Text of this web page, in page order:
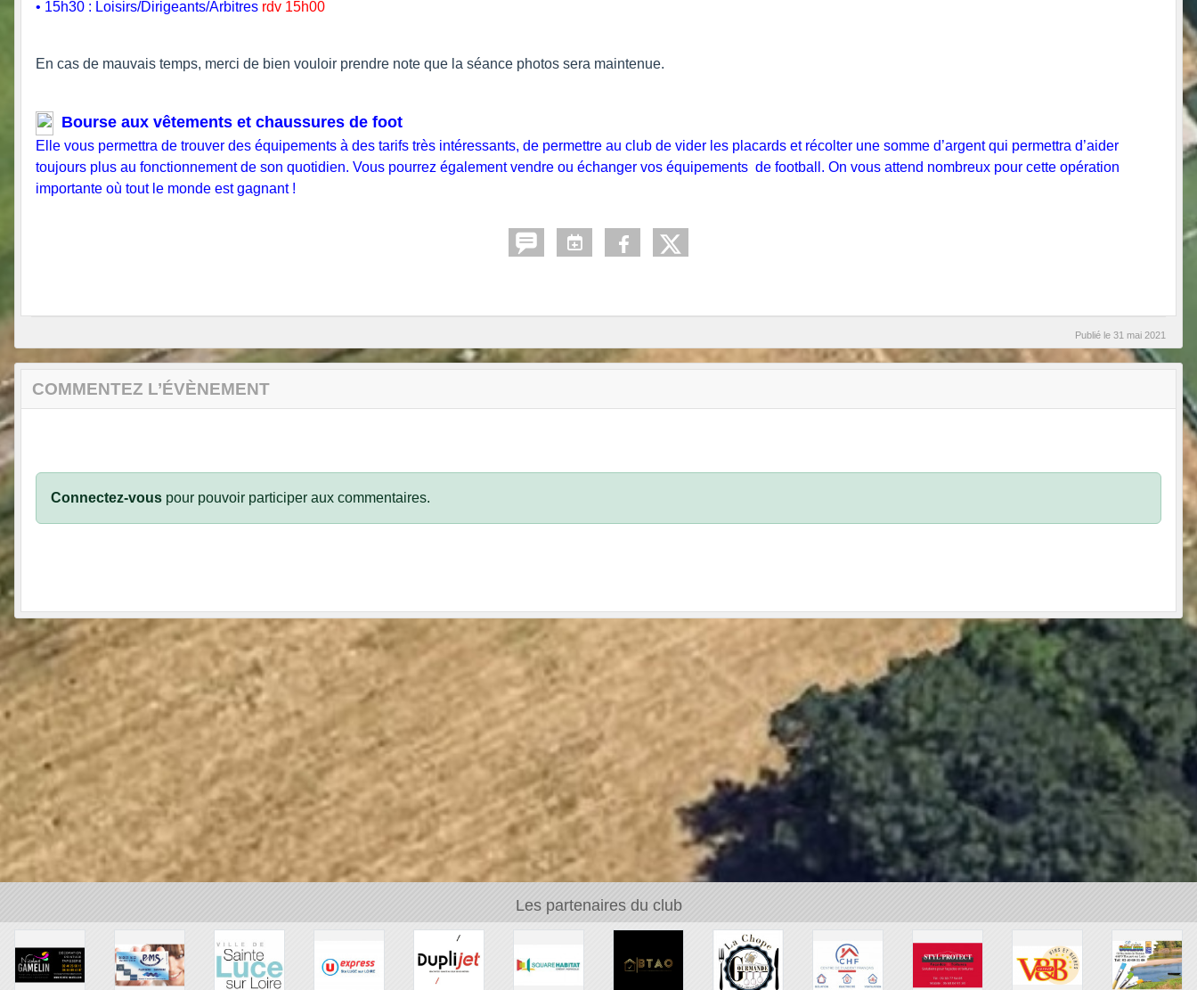
• 15h30 : Loisirs/Dirigeants/Arbitres rdv 15h00
En cas de mauvais temps, merci de bien vouloir prendre note que la séance photos sera maintenue.
Bourse aux vêtements et chaussures de foot
Elle vous permettra de trouver des équipements à des tarifs très intéressants, de permettre au club de vider les placards et récolter une somme d’argent qui permettra d’aider
toujours plus au fonctionnement de son quotidien. Vous pourrez également vendre ou échanger vos équipements de football. On vous attend nombreux pour cette opération
importante où tout le monde est gagnant !
Publié le 31 mai 2021
COMMENTEZ L’ÉVÈNEMENT
Connectez-vous pour pouvoir participer aux commentaires.
Les partenaires du club